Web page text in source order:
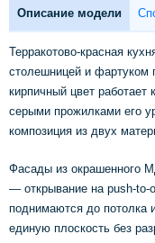
Описание модели
Терракотово-красная
столешницей и
кирпичный цвет работает
серыми прожилками его
композиция из двух
Фасады из окрашенного
— открывание на push-
поднимаются до потолка
единую плоскость без